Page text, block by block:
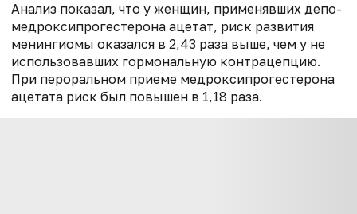
Анализ показал, что у женщин, применявших депо-
медроксипрогестерона ацетат, риск развития
менингиомы оказался в 2,43 раза выше, чем у не
использовавших гормональную контрацепцию.
При пероральном приеме медроксипрогестерона
ацетата риск был повышен в 1,18 раза.